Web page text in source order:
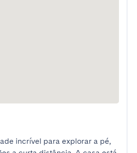
incrível para explorar a pé,